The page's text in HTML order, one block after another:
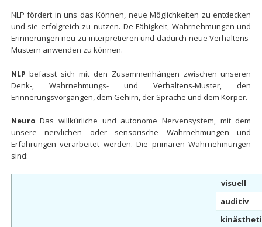
NLP fördert in uns das Können, neue Möglichkeiten zu entdecken
und sie erfolgreich zu nutzen. De Fähigkeit, Wahrnehmungen und
Erinnerungen neu zu interpretieren und dadurch neue Verhaltens-
Mustern anwenden zu können.
NLP befasst sich mit den Zusammenhängen zwischen unseren
Denk-, Wahrnehmungs- und Verhaltens-Muster, den
Erinnerungsvorgängen, dem Gehirn, der Sprache und dem Körper.
Neuro Das willkürliche und autonome Nervensystem, mit dem
unsere nervlichen oder sensorische Wahrnehmungen und
Erfahrungen verarbeitet werden. Die primären Wahrnehmungen
sind:
visuell
auditiv